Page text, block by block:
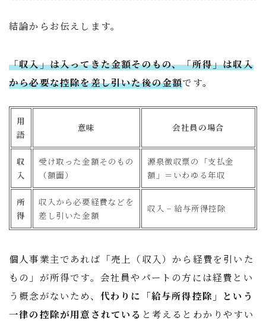
結論からお伝えします。
「収入」は入ってきた金額そのもの、「所得」は収入
から必要な控除を差し引いた後の金額です。
用
語
意味 会社員の場合
収
入
受け取った金額そのもの
（額面）
源泉徴収票の「支払金
額」＝いわゆる年収
所
得
収入から必要経費などを
差し引いた金額
収入 − 給与所得控除
個人事業主であれば「売上（収入）から経費を引いた
もの」が所得です。会社員やパートの方には経費とい
う概念がないため、 代わりに「給与所得控除」という
一律の控除が用意されている と考えるとわかりやすい